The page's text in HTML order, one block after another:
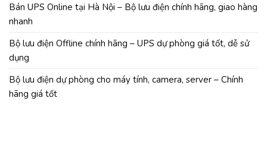
Bán UPS Online tại Hà Nội – Bộ lưu điện chính hãng, giao hàng
nhanh
Bộ lưu điện Offline chính hãng – UPS dự phòng giá tốt, dễ sử
dụng
Bộ lưu điện dự phòng cho máy tính, camera, server – Chính
hãng giá tốt